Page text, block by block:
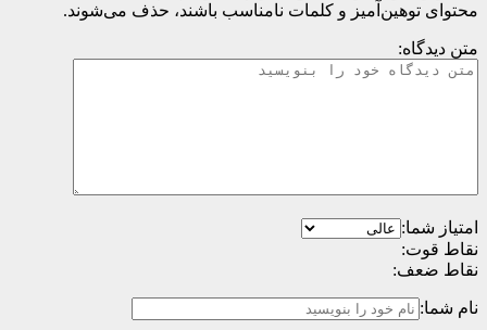
محتوای توهین‌آمیز و کلمات نامناسب باشند، حذف می‌شوند.
متن دیدگاه:
امتیاز شما:
نقاط قوت:
نقاط ضعف:
نام شما: